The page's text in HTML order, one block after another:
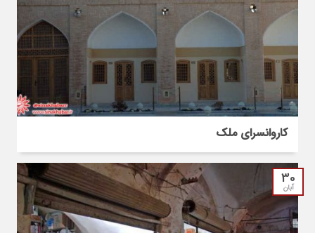
کاروانسرای ملک
30
آبان